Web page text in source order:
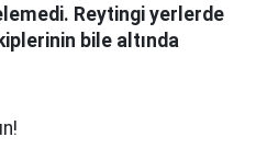
Reytingi yerlerde
bile altında